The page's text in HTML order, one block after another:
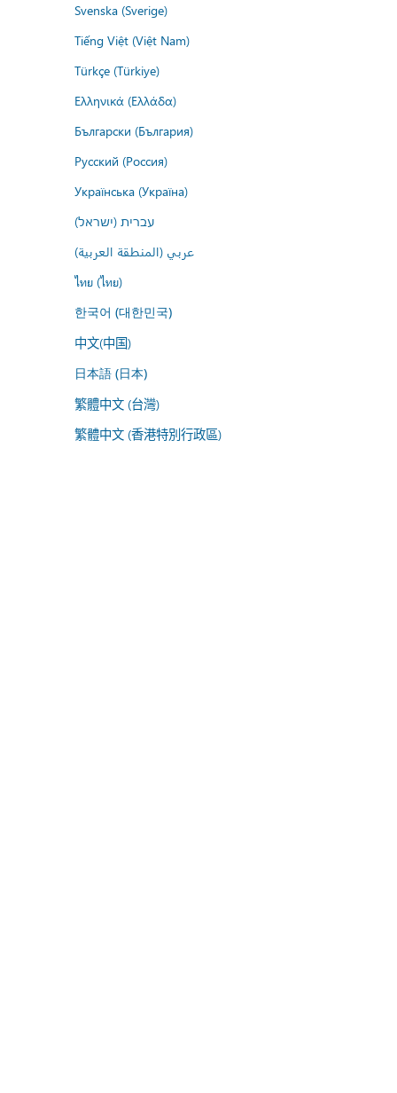
Svenska (Sverige)
Tiếng Việt (Việt Nam)
Türkçe (Türkiye)
Ελληνικά (Ελλάδα)
Български (България)
Русский (Россия)
Українська (Україна)
עברית (ישראל)
عربي (المنطقة العربية)
ไทย (ไทย)
한국어 (대한민국)
中文(中国)
日本語 (日本)
繁體中文 (台灣)
繁體中文 (香港特別行政區)